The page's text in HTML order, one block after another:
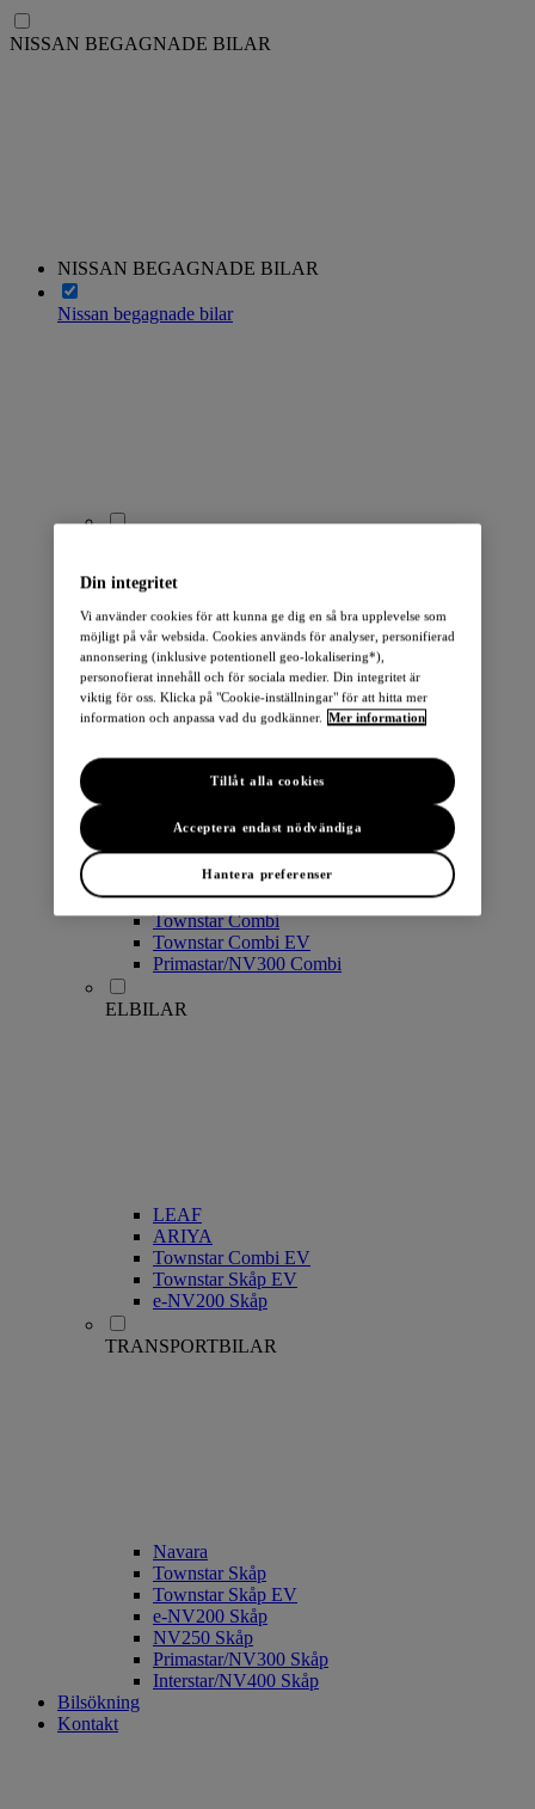
NISSAN BEGAGNADE BILAR
NISSAN BEGAGNADE BILAR
Nissan begagnade bilar
Qashqai
LEAF
ARIYA
X-Trail
Townstar Combi
Townstar Combi EV
Primastar/NV300 Combi
ELBILAR
LEAF
ARIYA
Townstar Combi EV
Townstar Skåp EV
e-NV200 Skåp
TRANSPORTBILAR
Navara
Townstar Skåp
Townstar Skåp EV
e-NV200 Skåp
NV250 Skåp
Primastar/NV300 Skåp
Interstar/NV400 Skåp
Bilsökning
Kontakt
Din integritet
Vi använder cookies för att kunna ge dig en så bra upplevelse som
möjligt på vår websida. Cookies används för analyser, personifierad
annonsering (inklusive potentionell geo-lokalisering*),
personofierat innehåll och för sociala medier. Din integritet är
viktig för oss. Klicka på "Cookie-inställningar" för att hitta mer
information och anpassa vad du godkänner. Mer information
Hantera preferenser
Acceptera endast nödvändiga
Tillåt alla cookies